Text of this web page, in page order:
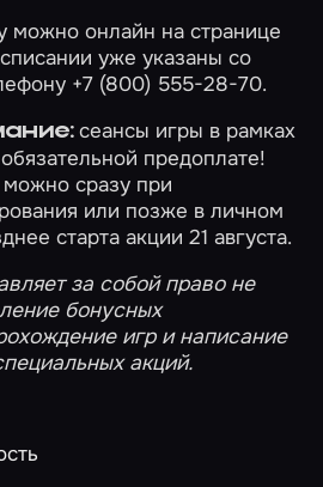
можно онлайн на странице
уже указаны со
+7 (800) 555-28-70.
сеансы игры в рамках
предоплате!
сразу при
или позже вличном
старта акции 21 августа.
за собой право не
бонусных
игр и написание
акций.